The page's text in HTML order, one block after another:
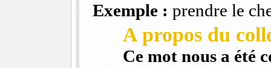
Exemple : prendre le
A propos du
Ce mot nous a été